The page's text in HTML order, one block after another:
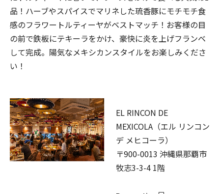
品！ハーブやスパイスでマリネした琉香豚にモチモチ食
感のフラワートルティーヤがベストマッチ！お客様の目
の前で鉄板にテキーラをかけ、豪快に炎を上げフランベ
して完成。陽気なメキシカンスタイルをお楽しみくださ
い！
EL RINCON DE
MEXICOLA（エル リンコン
デ メヒコーラ）
〒900-0013 沖縄県那覇市
牧志3-3-4 1階